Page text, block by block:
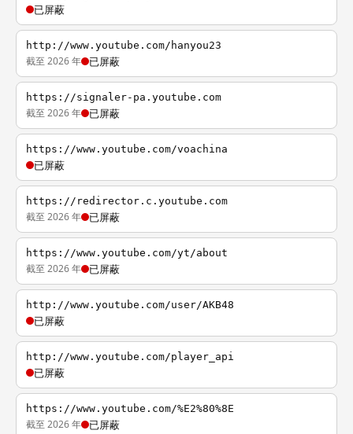
已屏蔽
http://www.youtube.com/hanyou23
截至 2026 年 已屏蔽
https://signaler-pa.youtube.com
截至 2026 年 已屏蔽
https://www.youtube.com/voachina
已屏蔽
https://redirector.c.youtube.com
截至 2026 年 已屏蔽
https://www.youtube.com/yt/about
截至 2026 年 已屏蔽
http://www.youtube.com/user/AKB48
已屏蔽
http://www.youtube.com/player_api
已屏蔽
https://www.youtube.com/%E2%80%8E
截至 2026 年 已屏蔽